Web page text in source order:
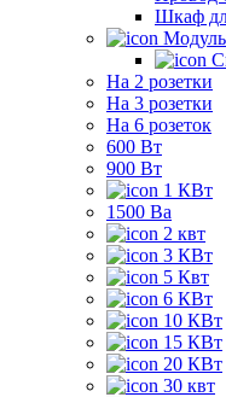
Шкаф
На 2 розетки
На 3 розетки
На 6 розеток
600 Вт
900 Вт
1 КВт
1500 Ва
2 квт
3 КВт
5 Квт
6 КВт
10 КВт
15 КВт
20 КВт
30 квт